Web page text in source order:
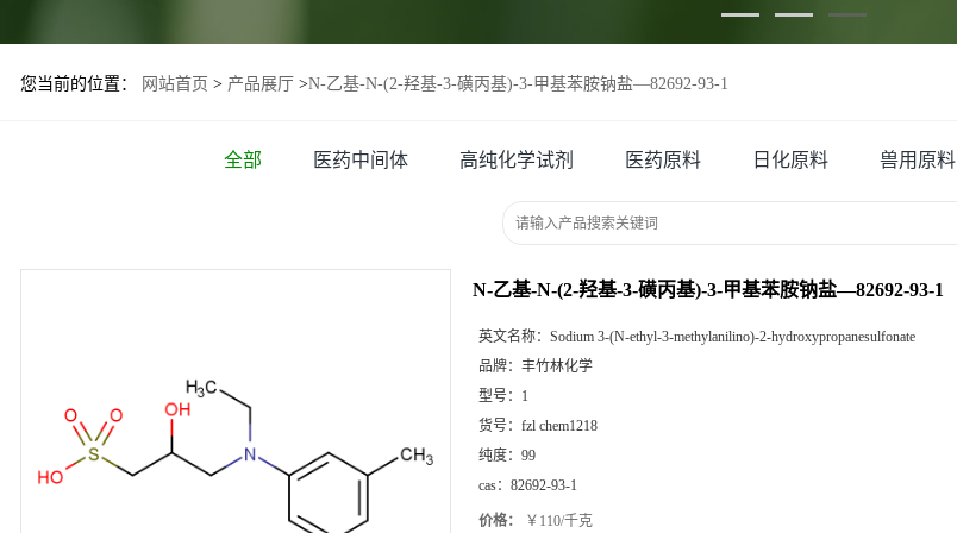
您当前的位置： 网站首页 > 产品展厅 >N-乙基-N-(2-羟基-3-磺丙基)-3-甲基苯胺钠盐—82692-93-1
全部 医药中间体 高纯化学试剂 医药原料 日化原料 兽用原料
N-乙基-N-(2-羟基-3-磺丙基)-3-甲基苯胺钠盐—82692-93-1
英文名称： Sodium 3-(N-ethyl-3-methylanilino)-2-hydroxypropanesulfonate
品牌： 丰竹林化学
型号： 1
货号： fzl chem1218
纯度： 99
cas： 82692-93-1
价格： ￥110/千克